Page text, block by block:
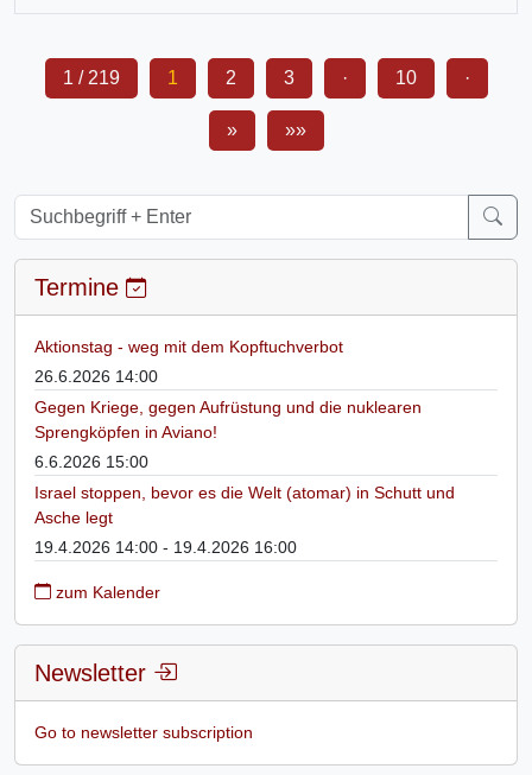
1 / 219 1 2 3 · 10 ·
» »»
Termine
Aktionstag - weg mit dem Kopftuchverbot
26.6.2026 14:00
Gegen Kriege, gegen Aufrüstung und die nuklearen
Sprengköpfen in Aviano!
6.6.2026 15:00
Israel stoppen, bevor es die Welt (atomar) in Schutt und
Asche legt
19.4.2026 14:00 - 19.4.2026 16:00
zum Kalender
Newsletter
Go to newsletter subscription